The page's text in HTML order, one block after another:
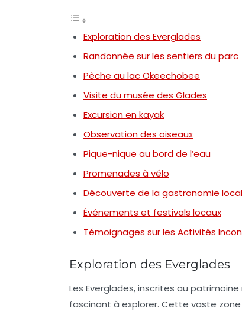
Exploration des Everglades
Randonnée sur les sentiers du parc
Pêche au lac Okeechobee
Visite du musée des Glades
Excursion en kayak
Observation des oiseaux
Pique-nique au bord de l’eau
Promenades à vélo
Découverte de la gastronomie
Événements et festivals locaux
Témoignages sur les Activités
Exploration des Everglades
Les Everglades, inscrites au
fascinant à explorer. Cette vaste